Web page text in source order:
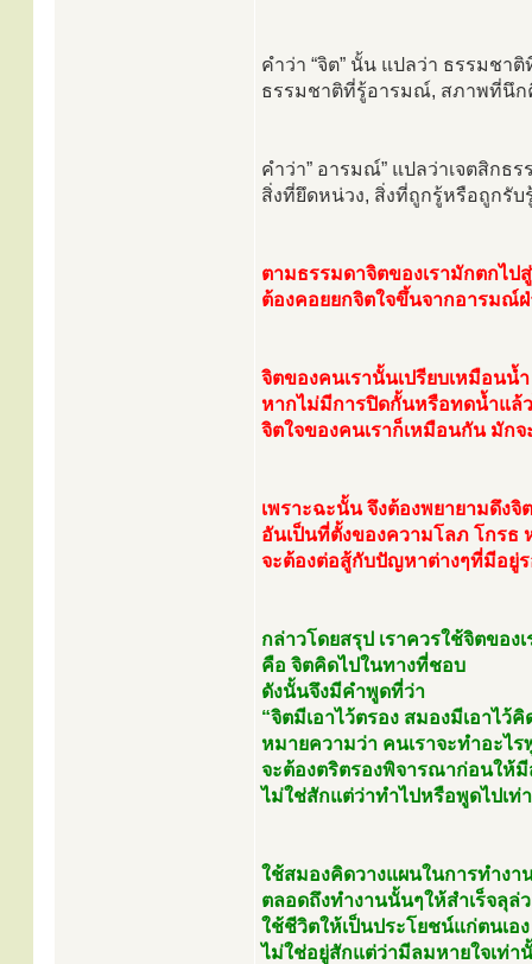
คำว่า “จิต” นั้น แปลว่า ธรรมชา
ธรรมชาติที่รู้อารมณ์, สภาพที่นึก
คำว่า” อารมณ์” แปลว่าเจตสิกธ
สิ่งที่ยึดหน่วง, สิ่งที่ถูกรู้หรือถูกรับ
ตามธรรมดาจิตของเรามักตกไป
ต้องคอยยกจิตใจขึ้นจากอารมณ์
จิตของคนเรานั้นเปรียบเหมือน
หากไม่มีการปิดกั้นหรือทดน้ำแล้
จิตใจของคนเราก็เหมือนกัน มัก
เพราะฉะนั้น จึงต้องพยายามดึง
อันเป็นที่ตั้งของความโลภ โกรธ
จะต้องต่อสู้กับปัญหาต่างๆที่มีอยู่ร
กล่าวโดยสรุป เราควรใช้จิตของ
คือ จิตคิดไปในทางที่ชอบ
ดังนั้นจึงมีคำพูดที่ว่า
“จิตมีเอาไว้ตรอง สมองมีเอาไว้
หมายความว่า คนเราจะทำอะไร
จะต้องตริตรองพิจารณาก่อนให้
ไม่ใช่สักแต่ว่าทำไปหรือพูดไปเท่
ใช้สมองคิดวางแผนในการทำงา
ตลอดถึงทำงานนั้นๆให้สำเร็จลุล่
ใช้ชีวิตให้เป็นประโยชน์แก่ตนเอ
ไม่ใช่อยู่สักแต่ว่ามีลมหายใจเท่า